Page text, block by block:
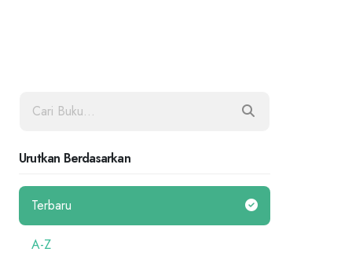
Urutkan Berdasarkan
Terbaru
A-Z